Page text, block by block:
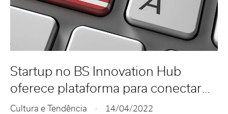
Startup no BS Innovation Hub
oferece plataforma para conectar
serviços de tradução
Cultura e Tendência 14/04/2022